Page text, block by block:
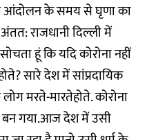
आंदोलन के समय से घृणा का
राजधानी दिल्ली में
हूं कि यदि कोरोना नहीं
सारे देश में सांप्रदायिक
मरते-मारतेहोते. कोरोना
बन गया.आज देश में उसी